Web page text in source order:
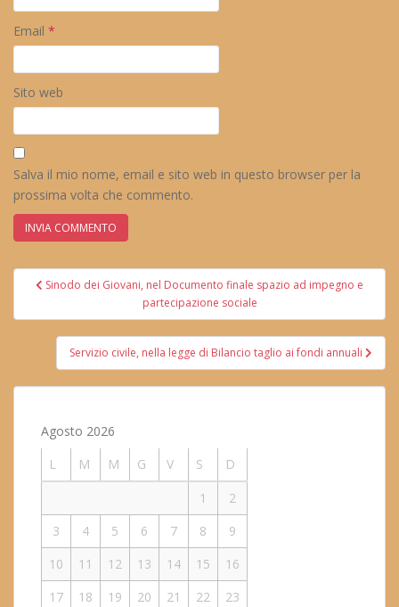
Email *
Sito web
Salva il mio nome, email e sito web in questo browser per la
prossima volta che commento.
Navigazione
Sinodo dei Giovani, nel Documento finale spazio ad impegno e
partecipazione sociale
Servizio civile, nella legge di Bilancio taglio ai fondi annuali
Agosto 2026
L
M M G V S
D
1
2
3
4 5 6 7 8
9
10
11 12 13 14 15
16
17
18 19 20 21 22 23